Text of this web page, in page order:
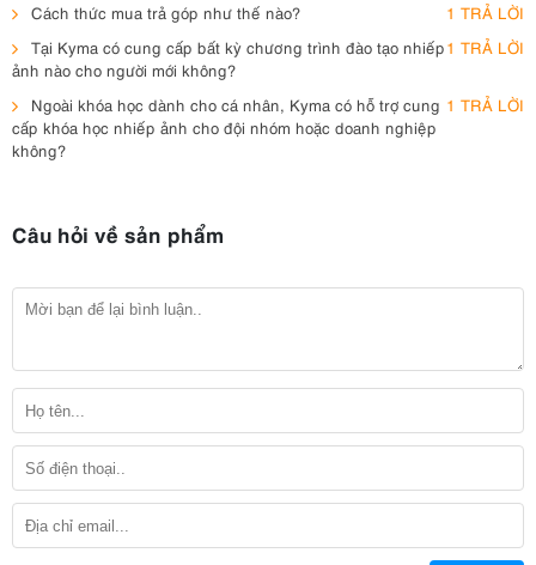
Cách thức mua trả góp như thế nào?
1 TRẢ LỜI
Tại Kyma có cung cấp bất kỳ chương trình đào tạo nhiếp
ảnh nào cho người mới không?
1 TRẢ LỜI
Ngoài khóa học dành cho cá nhân, Kyma có hỗ trợ cung
cấp khóa học nhiếp ảnh cho đội nhóm hoặc doanh nghiệp
không?
1 TRẢ LỜI
Câu hỏi về sản phẩm